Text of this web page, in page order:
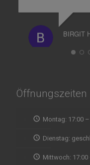
BIRGIT
Öffnungszeiten
Montag: 17:00
Dienstag:
Mittwoch: 17:00